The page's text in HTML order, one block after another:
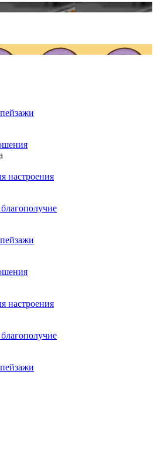
настроения
настроения